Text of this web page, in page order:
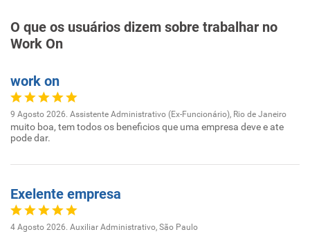
O que os usuários dizem sobre trabalhar no
Work On
work on
9 Agosto 2026. Assistente Administrativo (Ex-Funcionário), Rio de Janeiro
muito boa, tem todos os beneficios que uma empresa deve e ate
pode dar.
Exelente empresa
4 Agosto 2026. Auxiliar Administrativo, São Paulo